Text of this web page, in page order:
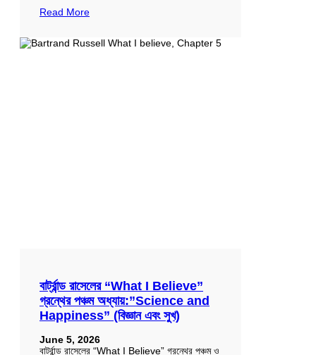
Read More
বার্ট্রান্ড রাসেলের “What I Believe”
গ্রন্থের পঞ্চম অধ্যায়:”Science and
Happiness” (বিজ্ঞান এবং সুখ)
June 5, 2026
বার্ট্রান্ড রাসেলের “What I Believe” গ্রন্থের পঞ্চম ও